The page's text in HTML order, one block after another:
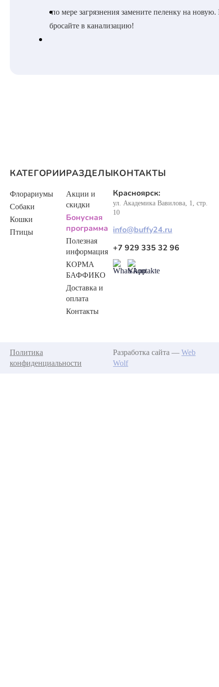
по мере загрязнения замените пеленку на новую.
бросайте в канализацию!
КАТЕГОРИИ
Флорариумы
Собаки
Кошки
Птицы
РАЗДЕЛЫ
Акции и
скидки
Бонусная
программа
Полезная
информация
КОРМА
БАФФИКО
Доставка и
оплата
Контакты
КОНТАКТЫ
Красноярск:
ул. Академика Вавилова, 1, стр.
10
info@buffy24.ru
+7 929 335 32 96
Политика
конфиденциальности
Разработка сайта —Web
Wolf